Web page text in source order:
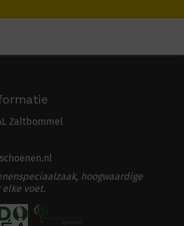
Zaltbommel
hoogwaardige
elke voet.